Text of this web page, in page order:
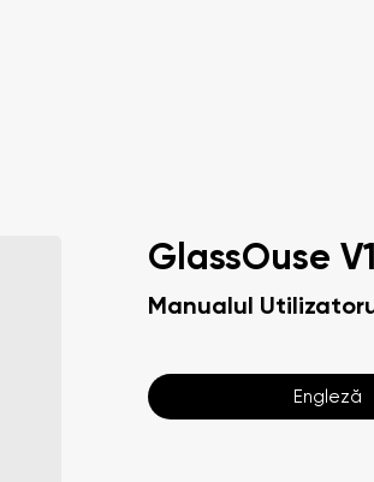
GlassOuse
Manualul
Engleză